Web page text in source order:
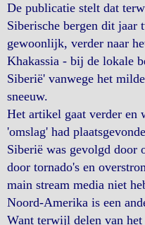
De publicatie stelt dat
Siberische bergen dit jaar
gewoonlijk, verder naar
Khakassia - bij de lokale
Siberië' vanwege het
sneeuw.
Het artikel gaat verder en
'omslag' had
Siberië was gevolgd door
door tornado's en
main stream media niet
Noord-Amerika is een
Want terwijl delen van het